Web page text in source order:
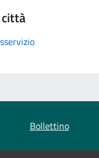
Bollettino